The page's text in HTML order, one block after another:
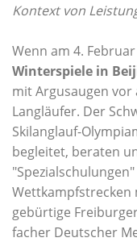
Kontext von
Wenn am 4.
Winterspiele in
mit Argusaugen vor
Langläufer. Der
Skilanglauf-
begleitet, beraten
Wettkampfstrecken
gebürtige
facher Deutscher